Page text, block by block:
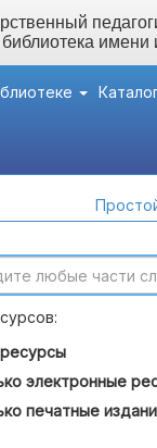
электронные
печатные